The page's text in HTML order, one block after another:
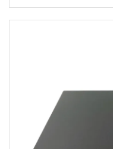
жолаушы бос